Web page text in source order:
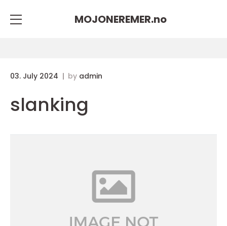
MOJONEREMER.no
03. July 2024 by admin
slanking